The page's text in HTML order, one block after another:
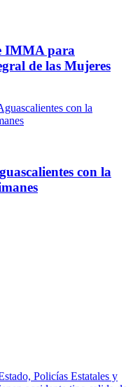
IMMA para
de las Mujeres
con la
Policías Estatales y